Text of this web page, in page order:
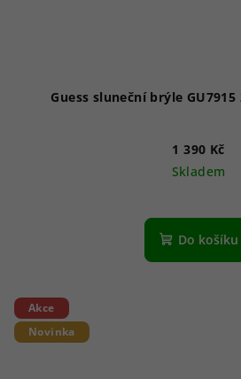
1 390 Kč
Skladem
Do košíku
Akce
Novinka